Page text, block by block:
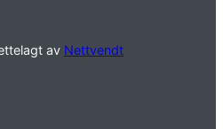
av Nettvendt